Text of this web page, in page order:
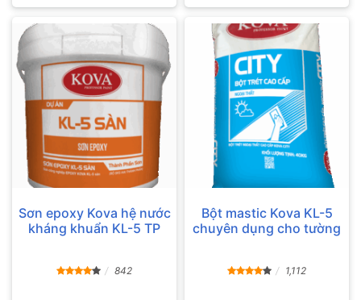
Sơn epoxy Kova hệ nước
kháng khuẩn KL-5 TP
842
Bột mastic Kova KL-5
chuyên dụng cho tường
1,112